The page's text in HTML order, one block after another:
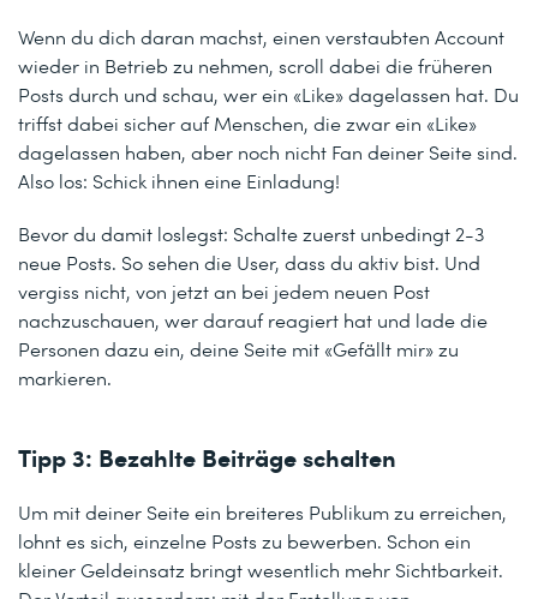
Wenn du dich daran machst, einen verstaubten Account
wieder in Betrieb zu nehmen, scroll dabei die früheren
Posts durch und schau, wer ein «Like» dagelassen hat. Du
triffst dabei sicher auf Menschen, die zwar ein «Like»
dagelassen haben, aber noch nicht Fan deiner Seite sind.
Also los: Schick ihnen eine Einladung!
Bevor du damit loslegst: Schalte zuerst unbedingt 2-3
neue Posts. So sehen die User, dass du aktiv bist. Und
vergiss nicht, von jetzt an bei jedem neuen Post
nachzuschauen, wer darauf reagiert hat und lade die
Personen dazu ein, deine Seite mit «Gefällt mir» zu
markieren.
Tipp 3: Bezahlte Beiträge schalten
Um mit deiner Seite ein breiteres Publikum zu erreichen,
lohnt es sich, einzelne Posts zu bewerben. Schon ein
kleiner Geldeinsatz bringt wesentlich mehr Sichtbarkeit.